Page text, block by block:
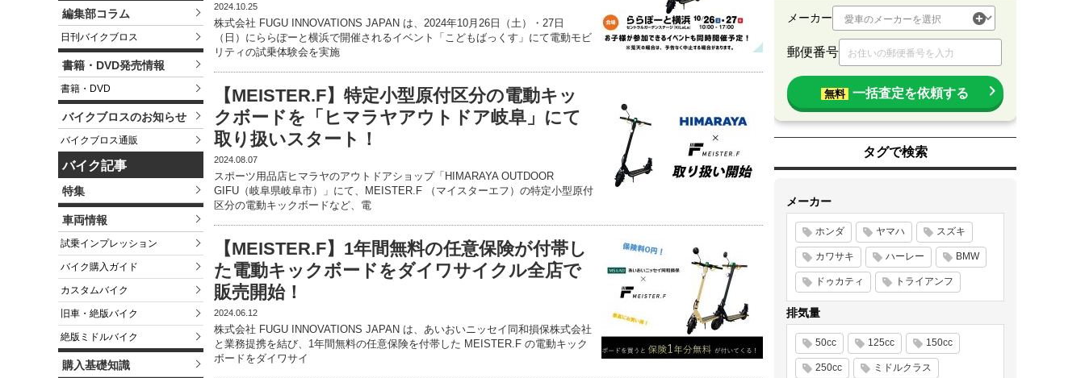
編集部コラム
日刊バイクブロス
書籍・DVD発売情報
書籍・DVD
バイクブロスのお知らせ
バイクブロス通販
バイク記事
特集
車両情報
試乗インプレッション
バイク購入ガイド
カスタムバイク
旧車・絶版バイク
絶版ミドルバイク
購入基礎知識
2024.10.25
株式会社 FUGU INNOVATIONS JAPAN は、2024年10月26日（土）・27日
（日）にららぽーと横浜で開催されるイベント「こどもばっくす」にて電動モビ
リティの試乗体験会を実施
【MEISTER.F】特定小型原付区分の電動キッ
クボードを「ヒマラヤアウトドア岐阜」にて
取り扱いスタート！
2024.08.07
スポーツ用品店ヒマラヤのアウトドアショップ「HIMARAYA OUTDOOR
GIFU（岐阜県岐阜市）」にて、MEISTER.F （マイスターエフ）の特定小型原付
区分の電動キックボードなど、電
【MEISTER.F】1年間無料の任意保険が付帯し
た電動キックボードをダイワサイクル全店で
販売開始！
2024.06.12
株式会社 FUGU INNOVATIONS JAPAN は、あいおいニッセイ同和損保株式会社
と業務提携を結び、1年間無料の任意保険を付帯した MEISTER.F の電動キック
ボードをダイワサイ
メーカー
郵便番号
無料 一括査定を依頼する
タグで検索
メーカー
ホンダ ヤマハ スズキ
カワサキ ハーレー BMW
ドゥカティ トライアンフ
排気量
50cc 125cc 150cc
250cc ミドルクラス